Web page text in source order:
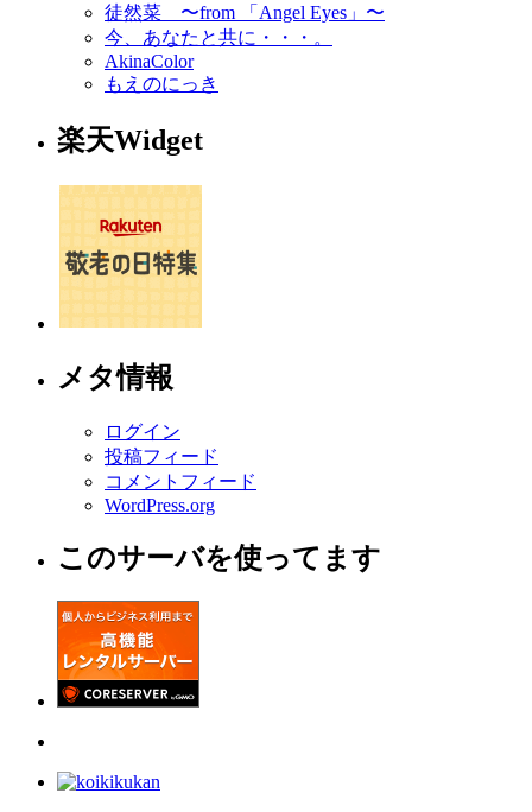
徒然菜 〜from 「Angel Eyes」〜
今、あなたと共に・・・。
AkinaColor
もえのにっき
楽天Widget
メタ情報
ログイン
投稿フィード
コメントフィード
WordPress.org
このサーバを使ってます